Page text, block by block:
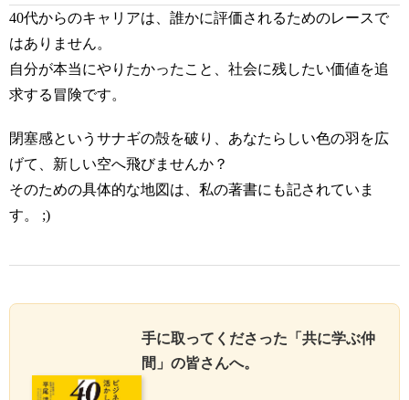
40代からのキャリアは、誰かに評価されるためのレースで
はありません。
自分が本当にやりたかったこと、社会に残したい価値を追
求する冒険です。
閉塞感というサナギの殻を破り、あなたらしい色の羽を広
げて、新しい空へ飛びませんか？
そのための具体的な地図は、私の著書にも記されていま
す。 ;)
手に取ってくださった「共に学ぶ仲
間」の皆さんへ。